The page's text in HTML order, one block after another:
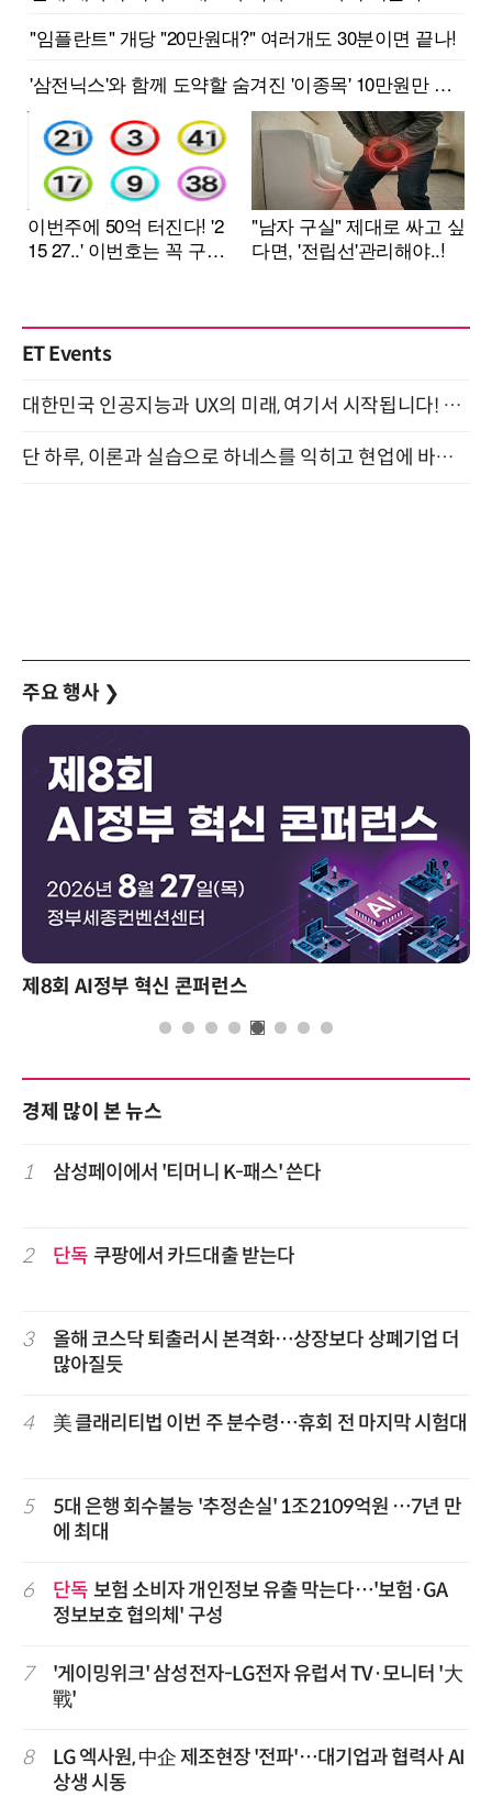
ET Events
대한민국 인공지능과 UX의 미래, 여기서 시작됩니다! UX Korea 2026 - Fall 9월 2일 개최
단 하루, 이론과 실습으로 하네스를 익히고 현업에 바로 쓰는 핸즈온 워크숍 (8/20)
주요 행사 ❯
제8회 AI정부 혁신 콘퍼런스
경제 많이 본 뉴스
1 삼성페이에서 '티머니 K-패스' 쓴다
2 단독 쿠팡에서 카드대출 받는다
3
올해 코스닥 퇴출러시 본격화…상장보다 상폐기업 더
많아질듯
4 美 클래리티법 이번 주 분수령…휴회 전 마지막 시험대
5
5대 은행 회수불능 '추정손실' 1조2109억원 …7년 만
에 최대
6 단독 보험 소비자 개인정보 유출 막는다…'보험·GA
정보보호 협의체' 구성
7
'게이밍위크' 삼성전자-LG전자 유럽서 TV·모니터 '大
戰'
8
LG 엑사원, 中企 제조현장 '전파'…대기업과 협력사 AI
상생 시동